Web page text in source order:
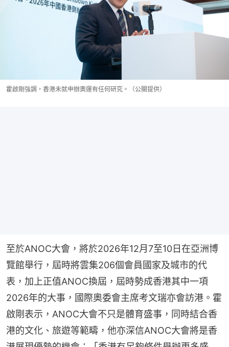
霍啟剛強調，香港未就申辦奧運有任何研究。（公關提供）
至於ANOC大會，將於2026年12月7至10日在亞洲博
覽館舉行，屆時將雲集206個會員國家及城市的代
表，加上正值ANOC換屆，屆時勢成香港其中一項
2026年的大事，國際奧委會主席考文瑞亦會訪港。霍
啟剛表示，ANOC大會不只是體育盛事，同時結合香
港的文化、旅遊等範疇，他亦深信ANOC大會將是香